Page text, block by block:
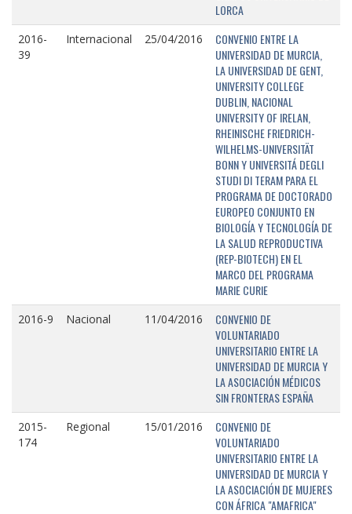
LORCA
2016-
39
Internacional 25/04/2016
CONVENIO ENTRE LA
UNIVERSIDAD DE MURCIA,
LA UNIVERSIDAD DE GENT,
UNIVERSITY COLLEGE
DUBLIN, NACIONAL
UNIVERSITY OF IRELAN,
RHEINISCHE FRIEDRICH-
WILHELMS-UNIVERSITÄT
BONN Y UNIVERSITÁ DEGLI
STUDI DI TERAM PARA EL
PROGRAMA DE DOCTORADO
EUROPEO CONJUNTO EN
BIOLOGÍA Y TECNOLOGÍA DE
LA SALUD REPRODUCTIVA
(REP-BIOTECH) EN EL
MARCO DEL PROGRAMA
MARIE CURIE
2016-9 Nacional 11/04/2016
CONVENIO DE
VOLUNTARIADO
UNIVERSITARIO ENTRE LA
UNIVERSIDAD DE MURCIA Y
LA ASOCIACIÓN MÉDICOS
SIN FRONTERAS ESPAÑA
2015-
174
Regional 15/01/2016
CONVENIO DE
VOLUNTARIADO
UNIVERSITARIO ENTRE LA
UNIVERSIDAD DE MURCIA Y
LA ASOCIACIÓN DE MUJERES
CON ÁFRICA "AMAFRICA"